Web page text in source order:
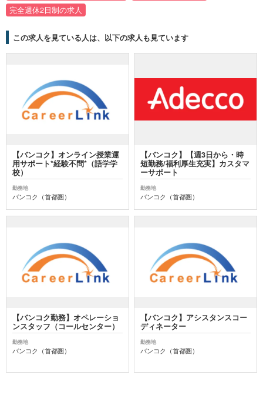
完全週休2日制の求人
この求人を見ている人は、以下の求人も見ています
【バンコク】オンライン授業運
用サポート*経験不問*（語学学
校）
勤務地
バンコク（首都圏）
【バンコク】【週3日から・時
短勤務/福利厚生充実】カスタマ
ーサポート
勤務地
バンコク（首都圏）
【バンコク勤務】オペレーショ
ンスタッフ（コールセンター）
勤務地
バンコク（首都圏）
【バンコク】アシスタンスコー
ディネーター
勤務地
バンコク（首都圏）